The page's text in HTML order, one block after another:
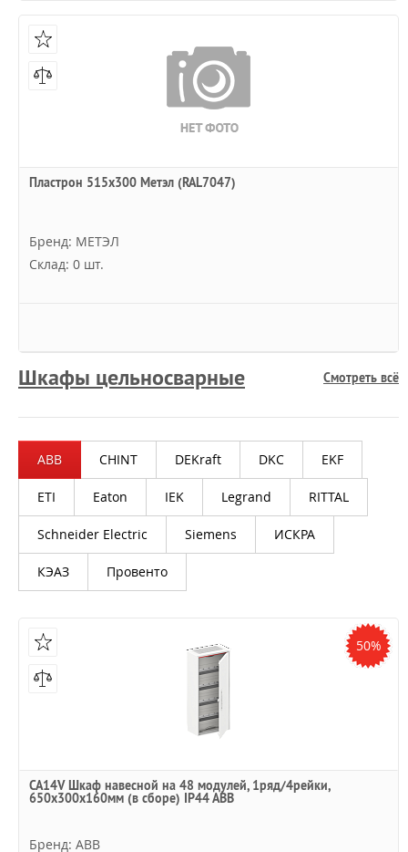
Пластрон 515x300 Метэл (RAL7047)
Бренд: МЕТЭЛ
Склад: 0 шт.
Шкафы цельносварные Смотреть всё
ABB CHINT DEKraft DKC EKF
ETI Eaton IEK Legrand RITTAL
Schneider Electric Siemens ИСКРА
КЭАЗ Провенто
50%
CA14V Шкаф навесной на 48 модулей, 1ряд/4рейки,
650x300x160мм (в сборе) IP44 ABB
Бренд: ABB